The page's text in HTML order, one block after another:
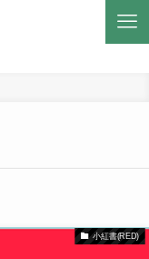
小紅書(RED)